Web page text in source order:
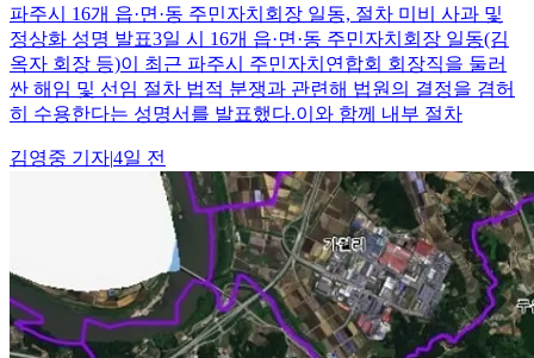
파주시 16개 읍·면·동 주민자치회장 일동, 절차 미비 사과 및
정상화 성명 발표3일 시 16개 읍·면·동 주민자치회장 일동(김
옥자 회장 등)이 최근 파주시 주민자치연합회 회장직을 둘러
싼 해임 및 선임 절차 법적 분쟁과 관련해 법원의 결정을 겸허
히 수용한다는 성명서를 발표했다.이와 함께 내부 절차
김영중 기자|4일 전